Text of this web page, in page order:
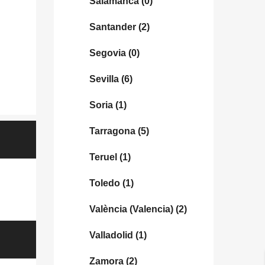
Santander (2)
Segovia (0)
Sevilla (6)
Soria (1)
Tarragona (5)
Teruel (1)
Toledo (1)
València (Valencia) (2)
Valladolid (1)
Zamora (2)